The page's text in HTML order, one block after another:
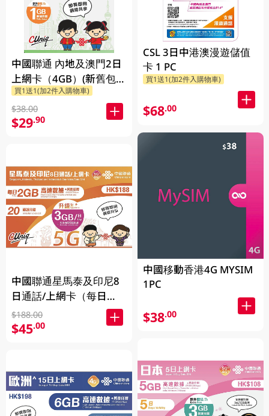
中國聯通 內地及澳門2日
上網卡（4GB）(新舊包裝
隨機發貨)
買1送1(加2件入購物車)
$38.00
$29.90
中國聯通星馬泰及印尼8
日通話/上網卡（每日
3GB）(新舊包裝隨機發
貨)1PC
$188.00
$45.00
CSL 3日中港澳漫遊儲值
卡 1 PC
買1送1(加2件入購物車)
$68.00
中國移動香港4G MYSIM
1PC
$38.00